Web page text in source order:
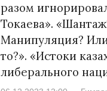
разом
Токаева».
Манипуляция?
то?». «Истоки
либерального